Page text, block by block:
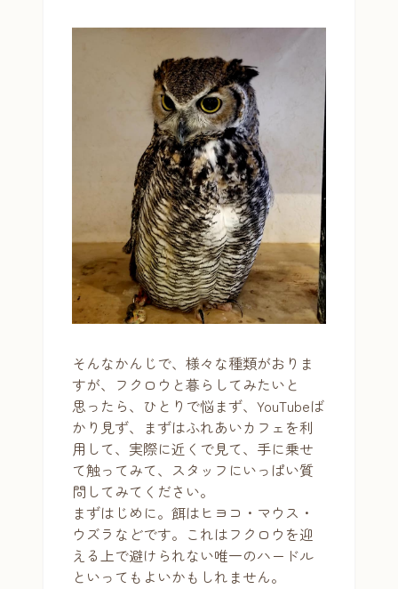
そんなかんじで、様々な種類がおりま
すが、フクロウと暮らしてみたいと
思ったら、ひとりで悩まず、YouTubeば
かり見ず、まずはふれあいカフェを利
用して、実際に近くで見て、手に乗せ
て触ってみて、スタッフにいっぱい質
問してみてください。
まずはじめに。餌はヒヨコ・マウス・
ウズラなどです。これはフクロウを迎
える上で避けられない唯一のハードル
といってもよいかもしれません。